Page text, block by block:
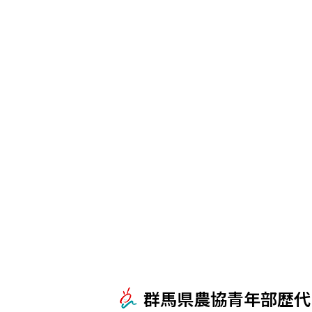
群馬県農協青年部歴